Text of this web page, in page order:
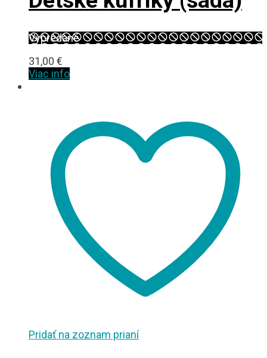
Vypredané
31,00 €
Viac info
Pridať na zoznam prianí